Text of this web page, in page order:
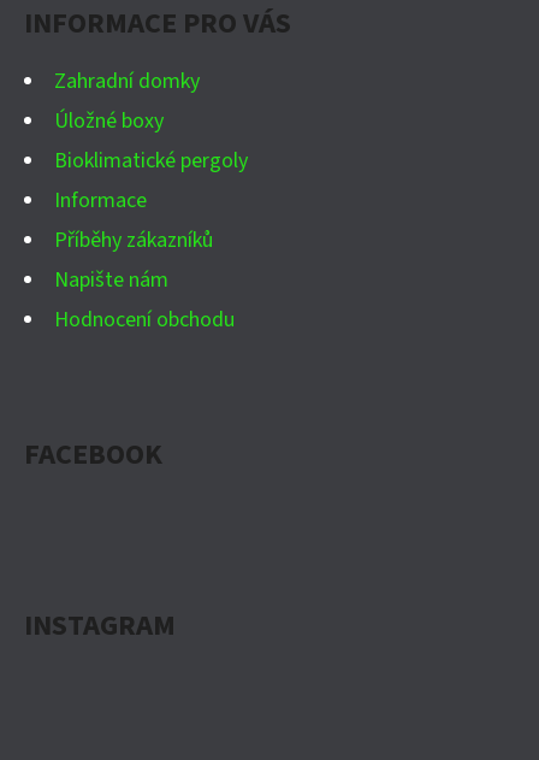
INFORMACE PRO VÁS
Zahradní domky
Úložné boxy
Bioklimatické pergoly
Informace
Příběhy zákazníků
Napište nám
Hodnocení obchodu
FACEBOOK
INSTAGRAM